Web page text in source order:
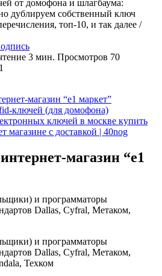
3 мин. Просмотров 70
магазин “е1 маркет”
ключей (для домофона)
ключей в москве купить
магазине с доставкой | 40nog
магазин “е1
и программаторы
Dallas, Cyfral, Метаком,
и программаторы
Dallas, Cyfral, Метаком,
Техком